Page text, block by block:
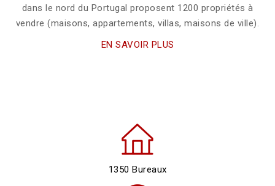
dans le nord du Portugal proposent 1200 propriétés à
vendre (maisons, appartements, villas, maisons de ville).
EN SAVOIR PLUS
1350 Bureaux